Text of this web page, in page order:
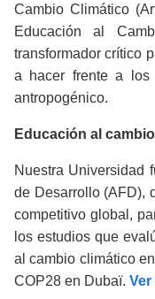
Cambio Climático
Educación al
transformador crítico
a hacer frente a los
antropogénico.
Educación al
Nuestra Universidad
de Desarrollo (AFD),
competitivo global,
los estudios que
al cambio climático
COP28 en Dubaï.